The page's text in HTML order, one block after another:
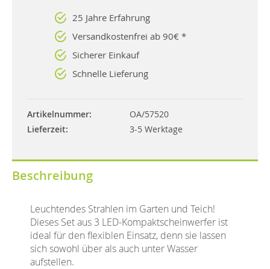
25 Jahre Erfahrung
Versandkostenfrei ab 90€ *
Sicherer Einkauf
Schnelle Lieferung
Artikelnummer
OA/57520
Lieferzeit
3-5 Werktage
Beschreibung
Leuchtendes Strahlen im Garten und Teich!
Dieses Set aus 3 LED-Kompaktscheinwerfer ist
ideal für den flexiblen Einsatz, denn sie lassen
sich sowohl über als auch unter Wasser
aufstellen.